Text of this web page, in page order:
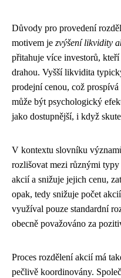
Důvody pro provedení
motivem je zvýšení likvidity
přitahuje více investorů,
drahou. Vyšší likvidita
prodejní cenou, což
může být psychologický
jako dostupnější, i když
V kontextu slovníku
rozlišovat mezi různými
akcií a snižuje jejich cenu,
opak, tedy snižuje počet
využíval pouze standardní
obecně považováno za
Proces rozdělení akcií má
pečlivě koordinovány.